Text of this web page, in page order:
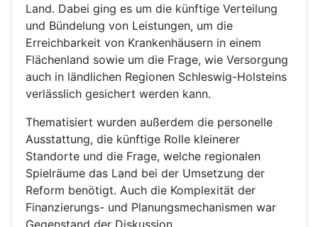
Land. Dabei ging es um die künftige Verteilung
und Bündelung von Leistungen, um die
Erreichbarkeit von Krankenhäusern in einem
Flächenland sowie um die Frage, wie Versorgung
auch in ländlichen Regionen Schleswig-Holsteins
verlässlich gesichert werden kann.
Thematisiert wurden außerdem die personelle
Ausstattung, die künftige Rolle kleinerer
Standorte und die Frage, welche regionalen
Spielräume das Land bei der Umsetzung der
Reform benötigt. Auch die Komplexität der
Finanzierungs- und Planungsmechanismen war
Gegenstand der Diskussion.